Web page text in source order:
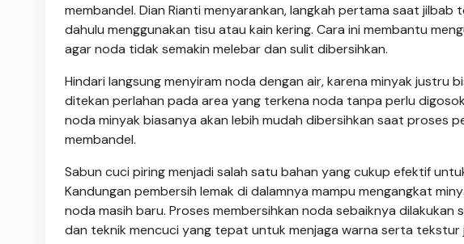
membandel. Dian Rianti menyarankan, langkah pertama saat
dahulu menggunakan tisu atau kain kering. Cara ini membantu
agar noda tidak semakin melebar dan sulit dibersihkan.
Hindari langsung menyiram noda dengan air, karena minyak justru
ditekan perlahan pada area yang terkena noda tanpa perlu
noda minyak biasanya akan lebih mudah dibersihkan saat proses
membandel.
Sabun cuci piring menjadi salah satu bahan yang cukup efektif
Kandungan pembersih lemak di dalamnya mampu mengangkat
noda masih baru. Proses membersihkan noda sebaiknya
dan teknik mencuci yang tepat untuk menjaga warna serta